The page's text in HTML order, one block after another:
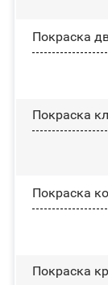
Покраска
Покраска
Покраска
Покраска